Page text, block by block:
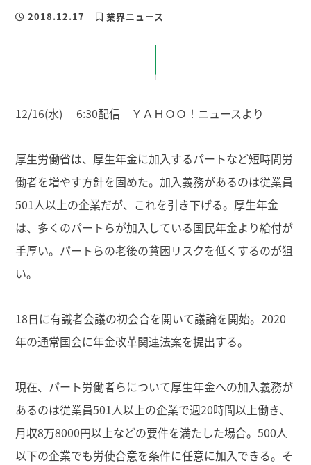
2018.12.17 業界ニュース
12/16(水) 6:30配信 ＹＡＨＯＯ！ニュースより
厚生労働省は、厚生年金に加入するパートなど短時間労
働者を増やす方針を固めた。加入義務があるのは従業員
501人以上の企業だが、これを引き下げる。厚生年金
は、多くのパートらが加入している国民年金より給付が
手厚い。パートらの老後の貧困リスクを低くするのが狙
い。
18日に有識者会議の初会合を開いて議論を開始。2020
年の通常国会に年金改革関連法案を提出する。
現在、パート労働者らについて厚生年金への加入義務が
あるのは従業員501人以上の企業で週20時間以上働き、
月収8万8000円以上などの要件を満たした場合。500人
以下の企業でも労使合意を条件に任意に加入できる。そ